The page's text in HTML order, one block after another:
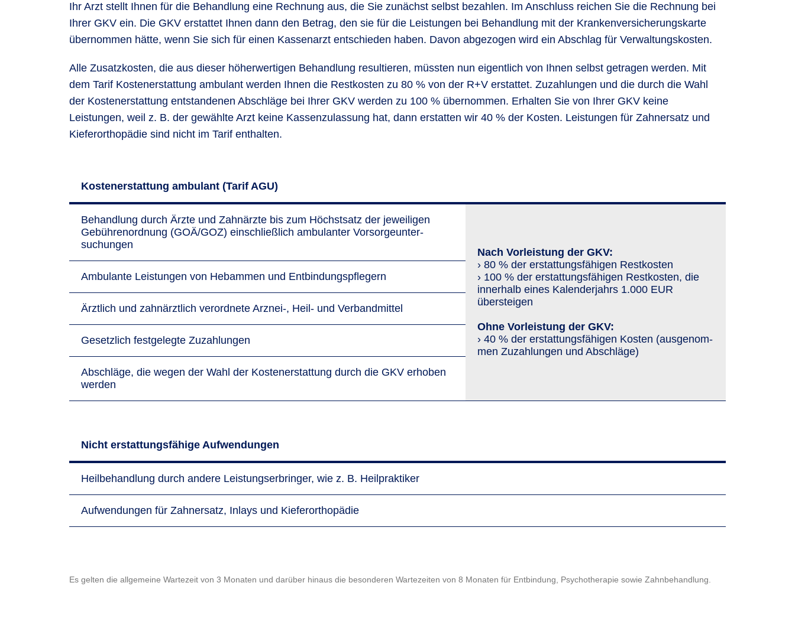
Ihr Arzt stellt Ihnen für die Behandlung eine Rechnung aus, die Sie zunächst selbst bezahlen. Im Anschluss reichen Sie die Rechnung bei
Ihrer GKV ein. Die GKV erstattet Ihnen dann den Betrag, den sie für die Leistungen bei Behandlung mit der Krankenversicherungskarte
übernommen hätte, wenn Sie sich für einen Kassenarzt entschieden haben. Davon abgezogen wird ein Abschlag für Verwaltungskosten.
Alle Zusatzkosten, die aus dieser höherwertigen Behandlung resultieren, müssten nun eigentlich von Ihnen selbst getragen werden. Mit
dem Tarif Kostenerstattung ambulant werden Ihnen die Restkosten zu 80 % von der R+V erstattet. Zuzahlungen und die durch die Wahl
der Kostenerstattung entstandenen Abschläge bei Ihrer GKV werden zu 100 % übernommen. Erhalten Sie von Ihrer GKV keine
Leistungen, weil z. B. der gewählte Arzt keine Kassenzulassung hat, dann erstatten wir 40 % der Kosten. Leistungen für Zahnersatz und
Kieferorthopädie sind nicht im Tarif enthalten.
Kostenerstattung ambulant (Tarif AGU)
Behandlung durch Ärzte und Zahnärzte bis zum Höchstsatz der jewei­ligen
Gebührenordnung (GOÄ/GOZ) ein­schließ­lich ambulanter Vor­sorge­unter­
suchungen
Nach Vorleistung der GKV:
› 80 % der erstat­tungs­fähigen Restkosten
› 100 % der erstat­tungs­fähigen Restkosten, die
innerhalb eines Kalenderjahrs 1.000 EUR
übersteigen
Ohne Vorleistung der GKV:
› 40 % der erstat­tungs­fähigen Kosten (aus­genom­
men Zu­zah­lungen und Ab­schläge)
Ambulante Leistungen von Hebammen und Entbindungspflegern
Ärztlich und zahn­ärztlich verordnete Arznei-, Heil- und Verbandmittel
Gesetzlich festgelegte Zuzahlungen
Abschläge, die wegen der Wahl der Kosten­erstattung durch die GKV erhoben
werden
Nicht erstattungsfähige Aufwendungen
Heilbehandlung durch andere Leistungs­erbringer, wie z. B. Heilpraktiker
Aufwendungen für Zahnersatz, Inlays und Kieferorthopädie
Es gelten die allgemeine Wartezeit von 3 Monaten und darüber hinaus die besonderen Wartezeiten von 8 Monaten für Entbindung, Psychotherapie sowie Zahnbehandlung.